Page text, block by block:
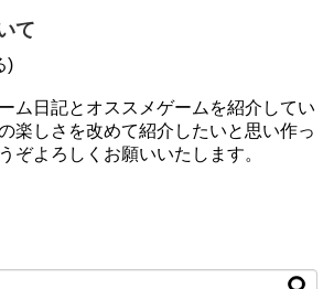
て
)
ム日記とオススメゲームを紹介してい
楽しさを改めて紹介したいと思い作っ
ぞよろしくお願いいたします。